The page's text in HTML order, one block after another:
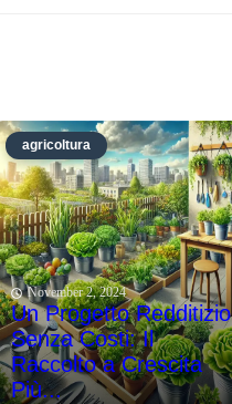
agricoltura
November 2, 2024
Un Progetto Redditizio
Senza Costi: Il
Raccolto a Crescita
Più...